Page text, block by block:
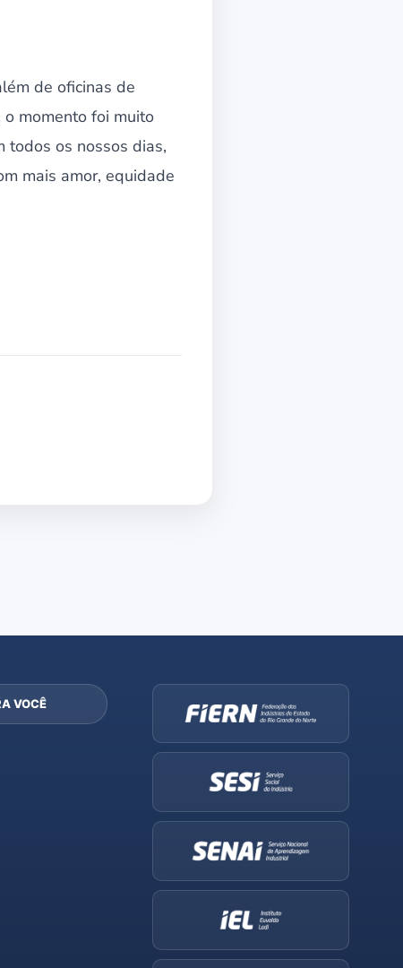
de oficinas de
o momento foi muito
todos os nossos dias,
mais amor, equidade
VOCÊ